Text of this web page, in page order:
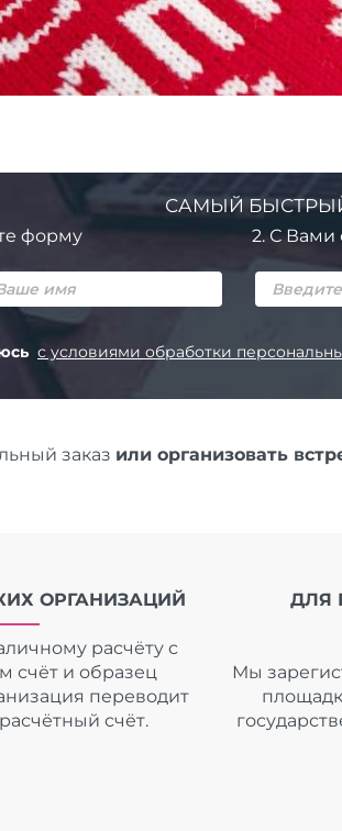
САМЫЙ
форму 2.С Вами
с условиями обработки
заказ или организовать
ОРГАНИЗАЦИЙ
расчёту с
счёт и образец
переводит
счёт.
ДЛЯ
Мы